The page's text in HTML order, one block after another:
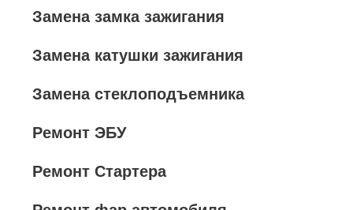
Замена замка зажигания
Замена катушки зажигания
Замена стеклоподъемника
Ремонт ЭБУ
Ремонт Стартера